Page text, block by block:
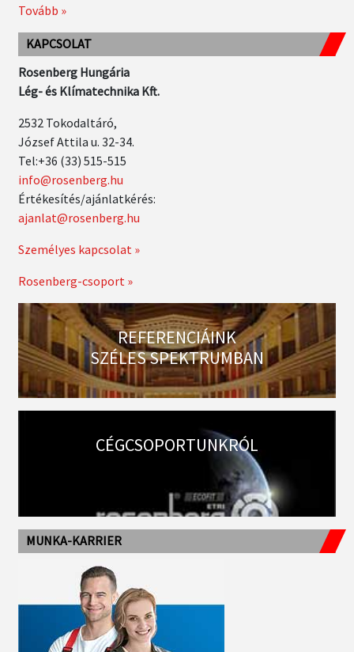
Tovább »
KAPCSOLAT
Rosenberg Hungária
Lég- és Klímatechnika Kft.
2532 Tokodaltáró,
József Attila u. 32-34.
Tel:+36 (33) 515-515
info@rosenberg.hu
Értékesítés/ajánlatkérés:
ajanlat@rosenberg.hu
Személyes kapcsolat »
Rosenberg-csoport »
REFERENCIÁINK
SZÉLES SPEKTRUMBAN
CÉGCSOPORTUNKRÓL
MUNKA-KARRIER